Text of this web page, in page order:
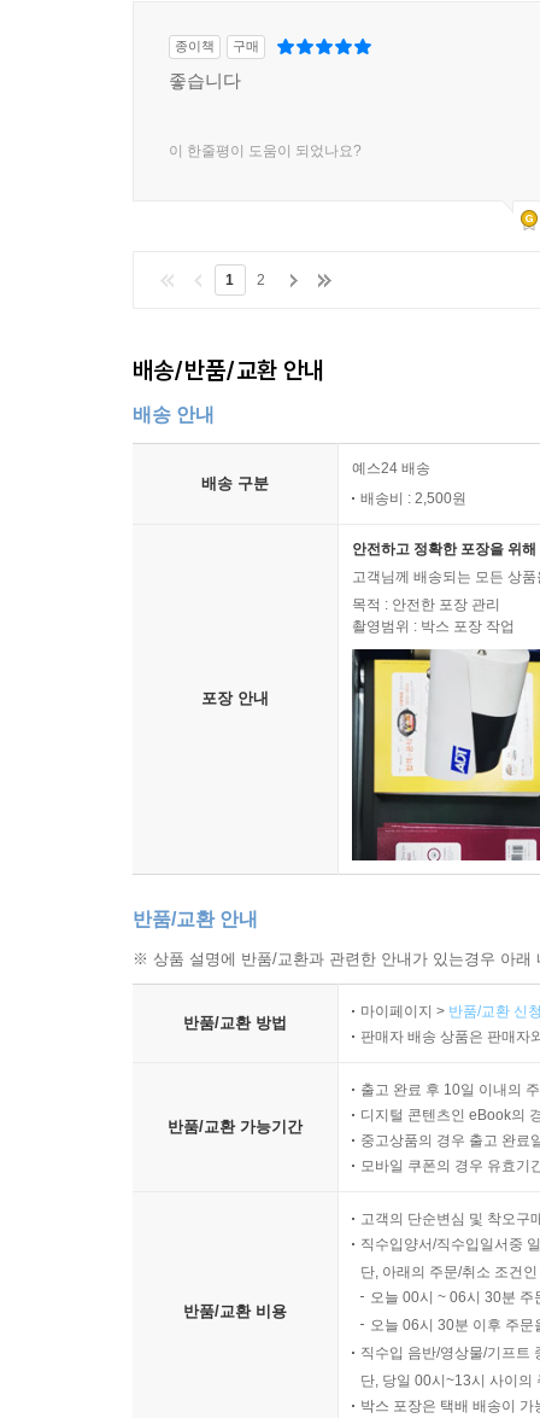
종이책 구매
좋습니다
이 한줄평이 도움이 되었나요?
1 2
배송/반품/교환 안내
배송 안내
배송 구분
예스24 배송
배송비 : 2,500원
포장 안내
안전하고 정확한 포장을 위
고객님께 배송되는 모든 상
목적 : 안전한 포장 관리
촬영범위 : 박스 포장 작업
반품/교환 안내
※ 상품 설명에 반품/교환과 관련한 안내가 있는경우 아
반품/교환 방법
마이페이지 > 반품/교환 신
판매자 배송 상품은 판매자
반품/교환 가능기간
출고 완료 후 10일 이내의
디지털 콘텐츠인 eBook의
중고상품의 경우 출고 완료
모바일 쿠폰의 경우 유효기
반품/교환 비용
고객의 단순변심 및 착오구
직수입양서/직수입일서중
단, 아래의 주문/취소 조건
오늘 00시 ~ 06시 30분
오늘 06시 30분 이후 주
직수입 음반/영상물/기프트
단, 당일 00시~13시 사이의
박스 포장은 택배 배송이